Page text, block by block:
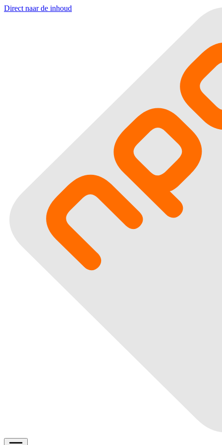
Direct naar de inhoud